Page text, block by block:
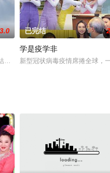
伴同遊，藉着貼心的旅程、不同的
已完结
学是疫学非
新型冠状病毒疫情席捲全球，